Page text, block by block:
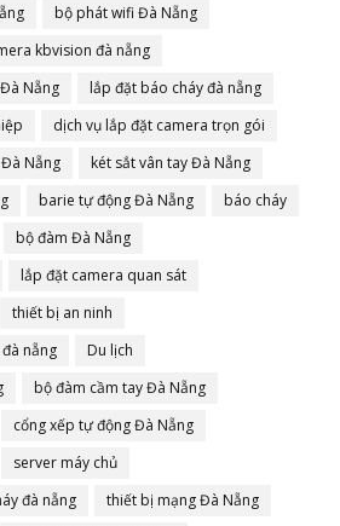
bộ phát wifi Đà Nẵng
kbvision đà nẵng
Nẵng
lắp đặt báo cháy đà nẵng
dịch vụ lắp đặt camera trọn gói
Nẵng
két sắt vân tay Đà Nẵng
barie tự động Đà Nẵng
báo cháy
bộ đàm Đà Nẵng
lắp đặt camera quan sát
thiết bị an ninh
nẵng
Du lịch
bộ đàm cầm tay Đà Nẵng
cổng xếp tự động Đà Nẵng
server máy chủ
đà nẵng
thiết bị mạng Đà Nẵng